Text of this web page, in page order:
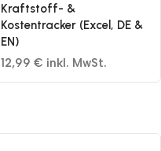
Kraftstoff- &
Kostentracker (Excel, DE &
EN)
12,99 € inkl. MwSt.